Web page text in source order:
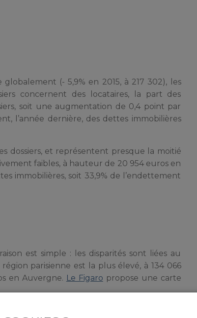
(- 5,9% en 2015, à 217 302), les
concernent des locataires, la part des
soit une augmentation de 0,4 point par
l’année dernière, des dettes immobilières
dossiers, et représentent presque la moitié
faibles, à hauteur de 20 954 euros en
immobilières, soit 33,9% de l’endettement
est simple : les disparités sont liées au
parisienne est la plus élevé, à 134 066
en Auvergne. Le Figaro propose une carte
2016, une tendance qui a commencé dès